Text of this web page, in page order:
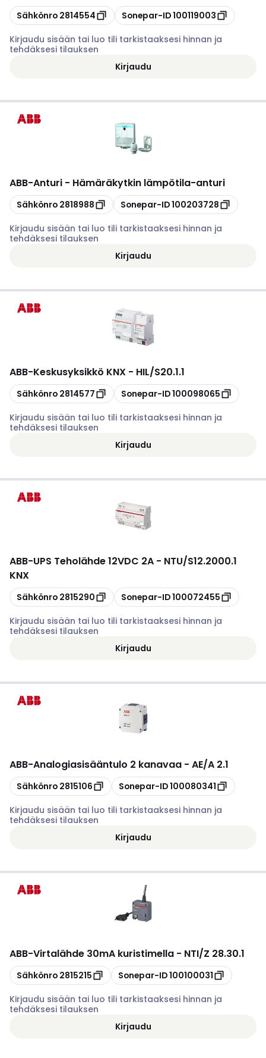
Kopioi
Sähkönro 2814554 Kopioi
Sonepar-ID100119003
Kirjaudu sisään tai luo tili tarkistaaksesi hinnan ja
tehdäksesi tilauksen
Kirjaudu
ABB-Anturi - Hämäräkytkin lämpötila-anturi
Kopioi
Sähkönro 2818988 Kopioi
Sonepar-ID100203728
Kirjaudu sisään tai luo tili tarkistaaksesi hinnan ja
tehdäksesi tilauksen
Kirjaudu
ABB-Keskusyksikkö KNX - HIL/S20.1.1
Kopioi
Sähkönro 2814577 Kopioi
Sonepar-ID100098065
Kirjaudu sisään tai luo tili tarkistaaksesi hinnan ja
tehdäksesi tilauksen
Kirjaudu
ABB-UPS Teholähde 12VDC 2A - NTU/S12.2000.1
KNX
Kopioi
Sähkönro 2815290 Kopioi
Sonepar-ID100072455
Kirjaudu sisään tai luo tili tarkistaaksesi hinnan ja
tehdäksesi tilauksen
Kirjaudu
ABB-Analogiasisääntulo 2 kanavaa - AE/A 2.1
Kopioi
Sähkönro 2815106 Kopioi
Sonepar-ID100080341
Kirjaudu sisään tai luo tili tarkistaaksesi hinnan ja
tehdäksesi tilauksen
Kirjaudu
ABB-Virtalähde 30mA kuristimella - NTI/Z 28.30.1
Kopioi
Sähkönro 2815215 Kopioi
Sonepar-ID100100031
Kirjaudu sisään tai luo tili tarkistaaksesi hinnan ja
tehdäksesi tilauksen
Kirjaudu